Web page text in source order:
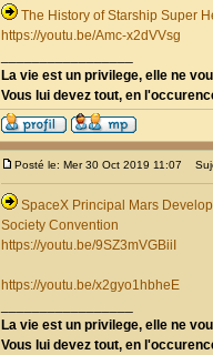
The History of Starship Super
https://youtu.be/Amc-x2dVVsg
La vie est un privilege, elle ne
Vous lui devez tout, en
Posté le: Mer 30 Oct 2019 11:07
SpaceX Principal Mars
Society Convention
https://youtu.be/9SZ3mVGBiiI
https://youtu.be/x2gyo1hbheE
La vie est un privilege, elle ne
Vous lui devez tout, en